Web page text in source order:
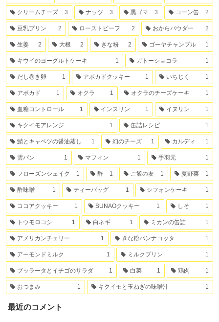
クリームチーズ 3 ナッツ 3 黒ゴマ 3 コーン缶 2
豆乳プリン 2 ローストビーフ 2 おからパウダー 2
生姜 2 大根 2 きな粉 2 ゴーヤチャンプル 1
キウイのヨーグルトケーキ 1 ガトーショコラ 1
だし巻き卵 1 アボカドクッキー 1 いちじく 1
アボカド 1 オクラ 1 オクラのチーズケーキ 1
血糖コントロール 1 インスリン 1 イヌリン 1
キクイモアレンジ 1 缶詰レシピ 1
鯖とキャベツの醤油蒸し 1 幻のチーズ 1 カルディ 1
雲パン 1 マフィン 1 手羽元 1
フローズンシェイク 1 酢 1 ご飯の友 1 夏野菜 1
酢味噌 1 ティーバッグ 1 シフォンケーキ 1
ココアクッキー 1 SUNAOクッキー 1 しそ 1
トウモロコシ 1 白ネギ 1 ミカンの缶詰 1
アメリカンチェリー 1 きな粉パンナコッタ 1
アーモンドミルク 1 ミルクプリン 1
ブッラータとイチゴのサラダ 1 白菜 1 鶏肉 1
おつまみ 1 キクイモと玉ねぎの味噌汁 1
最近のコメント